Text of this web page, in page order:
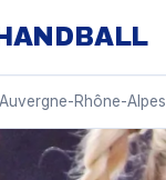
HANDBALL
Auvergne-Rhône-Alpes